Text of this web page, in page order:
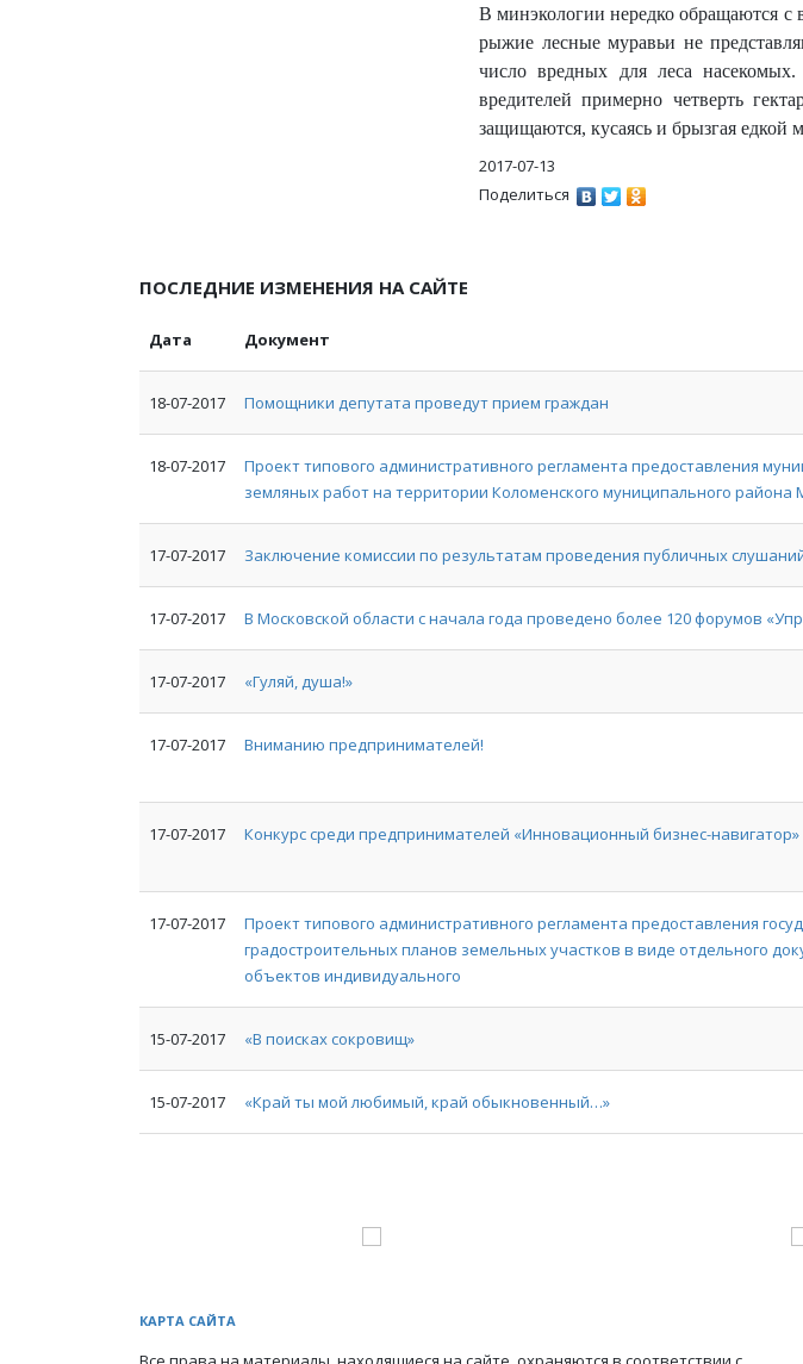
В минэкологии нередко обращаются с
рыжие лесные муравьи не
число вредных для леса
вредителей примерно четверть
защищаются, кусаясь и брызгая едкой
2017-07-13
Поделиться
ПОСЛЕДНИЕ ИЗМЕНЕНИЯ НА САЙТЕ
Дата Документ
18-07-2017 Помощники депутата проведут прием граждан
18-07-2017
Проект типового административного регламента предоставления
земляных работ на территории Коломенского муниципального района
17-07-2017 Заключение комиссии по результатам проведения публичных слушаний
17-07-2017 В Московской области с начала года проведено более 120 форумов
17-07-2017 «Гуляй, душа!»
17-07-2017 Вниманию предпринимателей!
17-07-2017 Конкурс среди предпринимателей «Инновационный бизнес-навигатор»
17-07-2017
Проект типового административного регламента предоставления
градостроительных планов земельных участков в виде отдельного
объектов индивидуального
15-07-2017 «В поисках сокровищ»
15-07-2017 «Край ты мой любимый, край обыкновенный…»
КАРТА САЙТА